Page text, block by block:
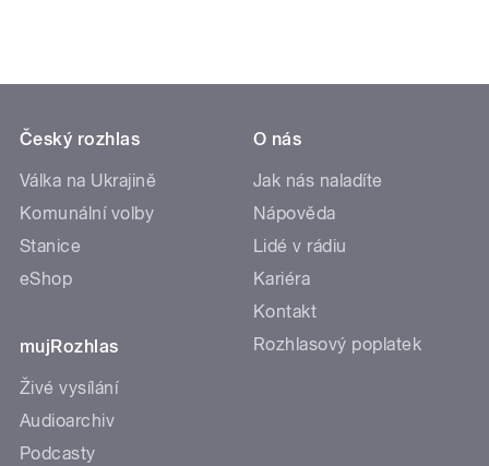
Český rozhlas
Válka na Ukrajině
Komunální volby
Stanice
eShop
mujRozhlas
Živé vysílání
Audioarchiv
Podcasty
O nás
Jak nás naladíte
Nápověda
Lidé v rádiu
Kariéra
Kontakt
Rozhlasový poplatek